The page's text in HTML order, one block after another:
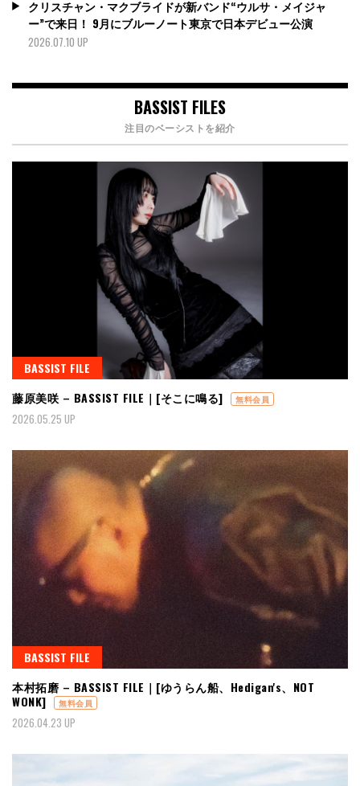
クリスチャン・マクブライドが新バンド“ウルサ・メイジャ
ー”で来日！ 9月にブルーノート東京で日本デビュー公演
2026.07.10 UP
BASSIST FILES
注目のベーシストを紹介
BASSIST FILE
藤原美咲 – BASSIST FILE｜[そこに鳴る]
無料会員
2026.05.25 UP
BASSIST FILE
本村拓磨 – BASSIST FILE｜[ゆうらん船、Hedigan's、NOT
WONK]
無料会員
2026.04.23 UP